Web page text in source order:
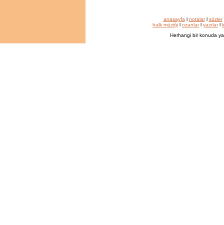
anasayfa l notalarl sözler
halk müziği l ozanlarl yazılarl
Herhangi bir konuda